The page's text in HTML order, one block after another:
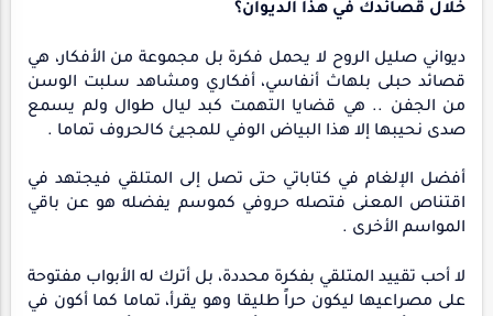
خلال قصائدك في هذا الديوان؟
ديواني صليل الروح لا يحمل فكرة بل مجموعة من الأفكار، هي
قصائد حبلى بلهاث أنفاسي، أفكاري ومشاهد سلبت الوسن
من الجفن .. هي قضايا التهمت كبد ليال طوال ولم يسمع
صدى نحيبها إلا هذا البياض الوفي للمجيئ كالحروف تماما .
أفضل الإلغام في كتاباتي حتى تصل إلى المتلقي فيجتهد في
اقتناص المعنى فتصله حروفي كموسم يفضله هو عن باقي
المواسم الأخرى .
لا أحب تقييد المتلقي بفكرة محددة، بل أترك له الأبواب مفتوحة
على مصراعيها ليكون حراً طليقا وهو يقرأ، تماما كما أكون في